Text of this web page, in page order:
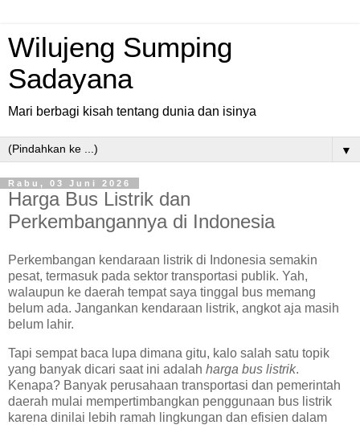
Wilujeng Sumping
Sadayana
Mari berbagi kisah tentang dunia dan isinya
▼
Rabu, 03 Juni 2026
Harga Bus Listrik dan
Perkembangannya di Indonesia
Perkembangan kendaraan listrik di Indonesia semakin
pesat, termasuk pada sektor transportasi publik. Yah,
walaupun ke daerah tempat saya tinggal bus memang
belum ada. Jangankan kendaraan listrik, angkot aja masih
belum lahir.
Tapi sempat baca lupa dimana gitu, kalo salah satu topik
yang banyak dicari saat ini adalah harga bus listrik.
Kenapa? Banyak perusahaan transportasi dan pemerintah
daerah mulai mempertimbangkan penggunaan bus listrik
karena dinilai lebih ramah lingkungan dan efisien dalam